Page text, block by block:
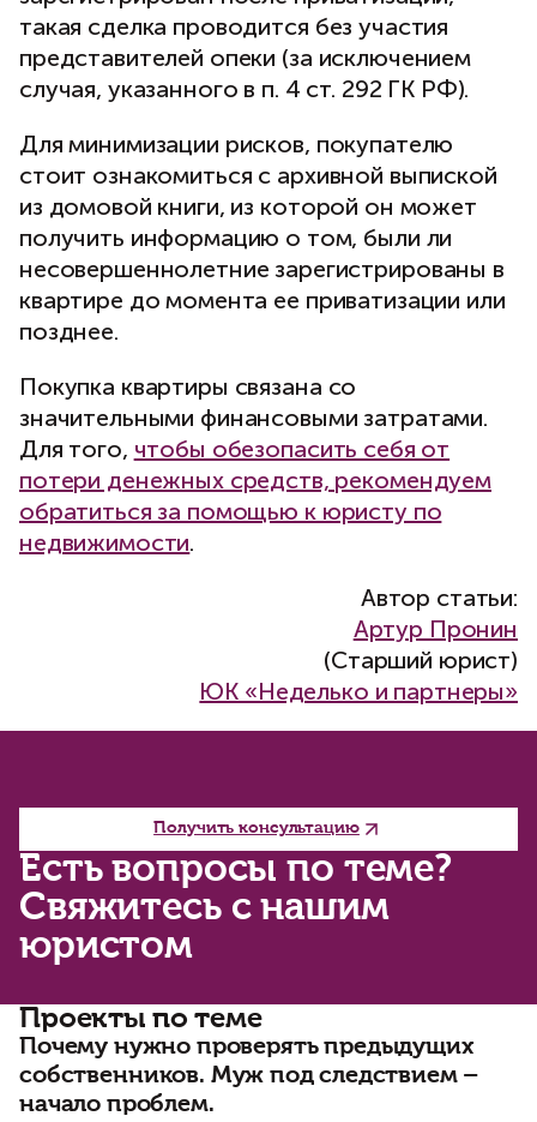
такая сделка проводится без участия
представителей опеки (за исключением
случая, указанного в п. 4 ст. 292 ГК РФ).
Для минимизации рисков, покупателю
стоит ознакомиться с архивной выпиской
из домовой книги, из которой он может
получить информацию о том, были ли
несовершеннолетние зарегистрированы в
квартире до момента ее приватизации или
позднее.
Покупка квартиры связана со
значительными финансовыми затратами.
Для того, чтобы обезопасить себя от
потери денежных средств, рекомендуем
обратиться за помощью к юристу по
недвижимости.
Автор статьи:
Артур Пронин
(Старший юрист)
ЮК «Неделько и партнеры»
Есть вопросы по теме?
Свяжитесь с нашим
юристом
Получить консультацию
Проекты по теме
Почему нужно проверять предыдущих
собственников. Муж под следствием –
начало проблем.